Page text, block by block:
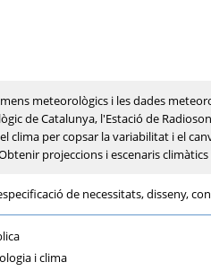
meteorològics i les dades
de Catalunya, l'Estació de
clima per copsar la variabilitat i el
projeccions i escenaris
de necessitats, disseny,
i clima